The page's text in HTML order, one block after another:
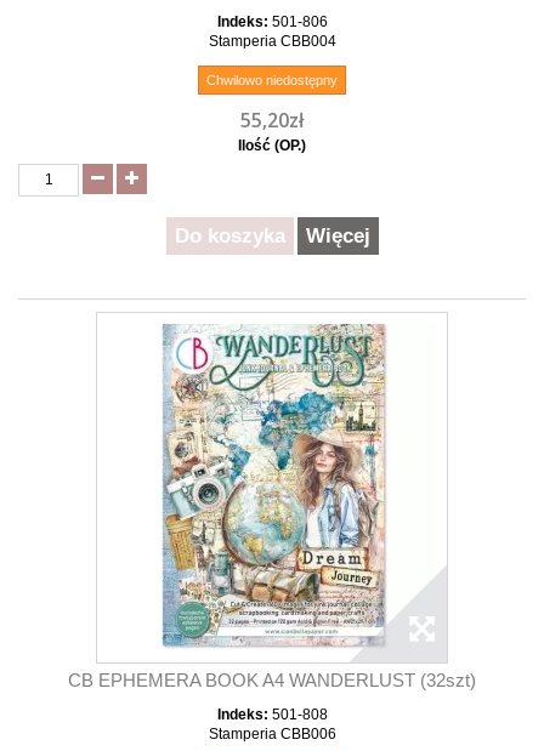
Indeks: 501-806
Stamperia CBB004
Chwilowo niedostępny
55,20zł
Ilość (OP.)
Do koszyka Więcej
CB EPHEMERA BOOK A4 WANDERLUST (32szt)
Indeks: 501-808
Stamperia CBB006